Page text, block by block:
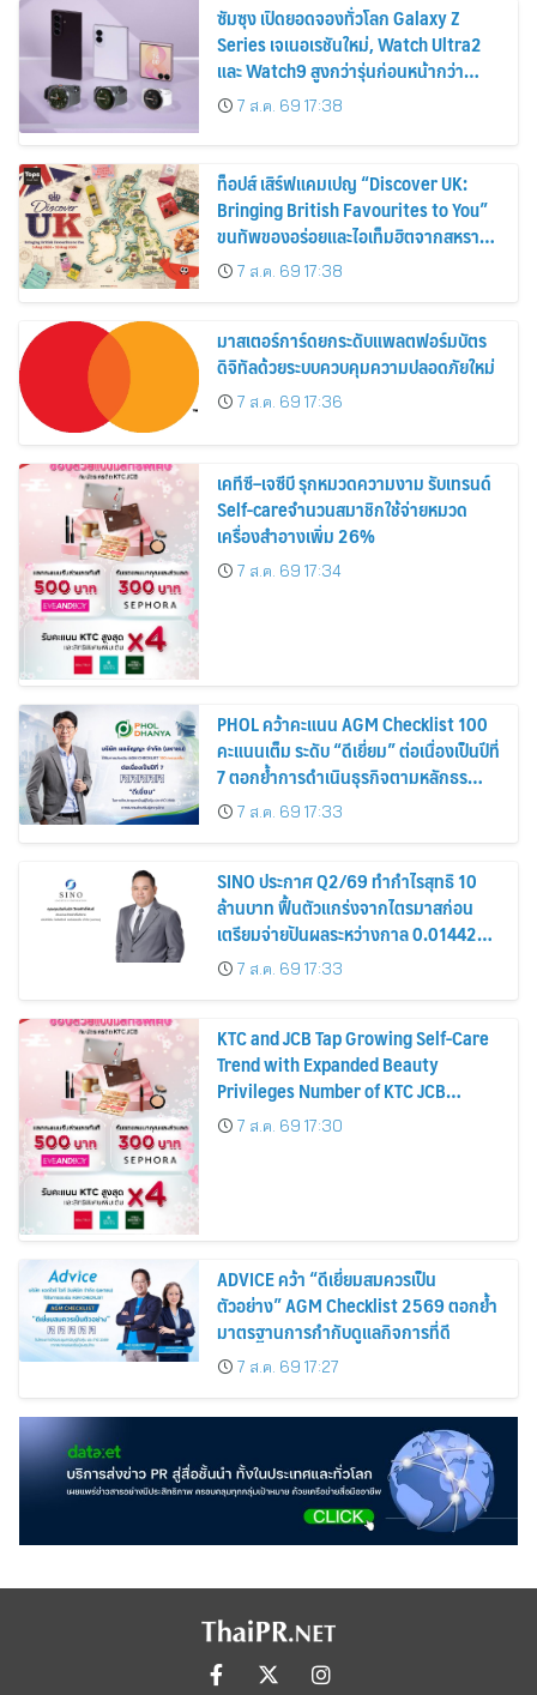
ซัมซุง เปิดยอดจองทั่วโลก Galaxy Z
Series เจเนอเรชันใหม่, Watch Ultra2
และ Watch9 สูงกว่ารุ่นก่อนหน้ากว่า
30%7 ส.ค. 69 17:38
ท็อปส์ เสิร์ฟแคมเปญ “Discover UK:
Bringing British Favourites to You”
ขนทัพของอร่อยและไอเท็มฮิตจากสหราช
อาณาจักร ส่งตรงถึงมือตั้งแต่วันนี้ – 18
สิงหาคมนี้
7 ส.ค. 69 17:38
มาสเตอร์การ์ดยกระดับแพลตฟอร์มบัตร
ดิจิทัลด้วยระบบควบคุมความปลอดภัยใหม่
7 ส.ค. 69 17:36
เคทีซี–เจซีบี รุกหมวดความงาม รับเทรนด์
Self-careจำนวนสมาชิกใช้จ่ายหมวด
เครื่องสำอางเพิ่ม 26%
7 ส.ค. 69 17:34
PHOL คว้าคะแนน AGM Checklist 100
คะแนนเต็ม ระดับ “ดีเยี่ยม” ต่อเนื่องเป็นปีที่
7 ตอกย้ำการดำเนินธุรกิจตามหลักธร
รมาภิบาล โปร่งใส สร้างความเชื่อมั่นผู้ถือ
หุ้น
7 ส.ค. 69 17:33
SINO ประกาศ Q2/69 ทำกำไรสุทธิ 10
ล้านบาท ฟื้นตัวแกร่งจากไตรมาสก่อน
เตรียมจ่ายปันผลระหว่างกาล 0.014423
บาทต่อหุ้น ครึ่งปีหลังมุ่งเติบโตต่อเนื่อง
7 ส.ค. 69 17:33
KTC and JCB Tap Growing Self-Care
Trend with Expanded Beauty
Privileges Number of KTC JCB
Cardmembers Spending on
Cosmetics Rises 26%
7 ส.ค. 69 17:30
ADVICE คว้า “ดีเยี่ยมสมควรเป็น
ตัวอย่าง” AGM Checklist 2569 ตอกย้ำ
มาตรฐานการกำกับดูแลกิจการที่ดี
7 ส.ค. 69 17:27